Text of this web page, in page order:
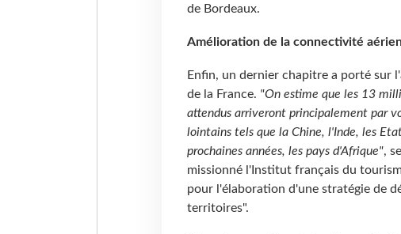
de Bordeaux.
Amélioration de la connectivité
Enfin, un dernier chapitre a porté sur
de la France. "On estime que les 13
attendus arriveront principalement par
lointains tels que la Chine, l'Inde, les
prochaines années, les pays d'Afrique",
missionné l'Institut français du
pour l'élaboration d'une stratégie de
territoires".